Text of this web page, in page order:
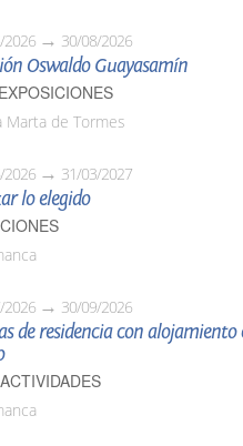
2026 30/08/2026
Oswaldo Guayasamín
Marta de Tormes
2026 31/03/2027
lo elegido
2026 30/09/2026
de residencia con